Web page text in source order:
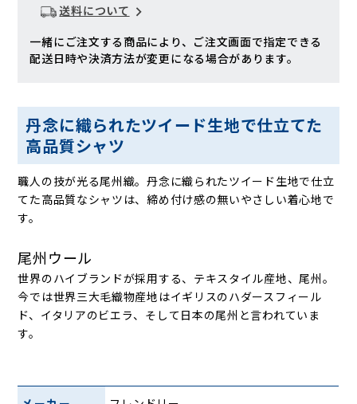
送料について
一緒にご注文する商品により、ご注文画面で指定できる
配送日時や決済方法が変更になる場合があります。
丹念に織られたツイード生地で仕立てた
高品質シャツ
職人の技が光る尾州織。丹念に織られたツイード生地で仕立
てた高品質なシャツは、締め付け感の無いやさしい着心地で
す。
尾州ウール
世界のハイブランドが採用する、テキスタイル産地、尾州。
今では世界三大毛織物産地はイギリスのハダースフィール
ド、イタリアのビエラ、そして日本の尾州と言われていま
す。